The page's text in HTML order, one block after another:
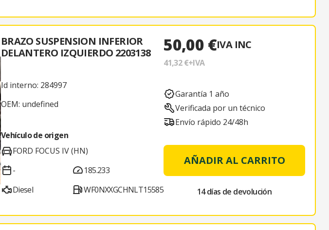
BRAZO SUSPENSION INFERIOR
DELANTERO IZQUIERDO 2203138
Id interno: 284997
OEM: undefined
Vehículo de origen
FORD FOCUS IV (HN)
-
Diesel
185.233
WF0NXXGCHNLT15585
50,00 €IVA INC
41,32 €+IVA
Garantía 1 año
Verificada por un técnico
Envío rápido 24/48h
AÑADIR AL CARRITO
14 días de devolución